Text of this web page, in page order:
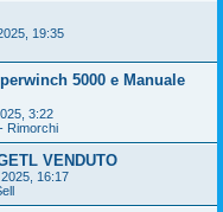
19:35
5000 e Manuale
3:22
Rimorchi
VENDUTO
16:17